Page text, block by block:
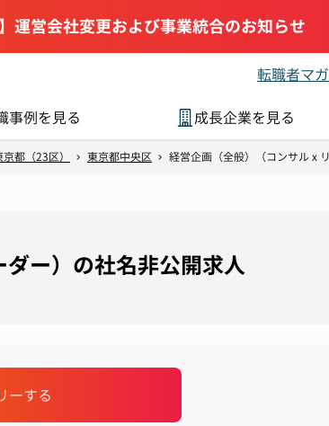
】運営会社変更および事業統合のお知らせ
転職者マ
事例を見る 成長企業を見る
京都（23区） 東京都中央区 経営企画（全般）（コンサル x
ー）の社名非公開求人
ーする